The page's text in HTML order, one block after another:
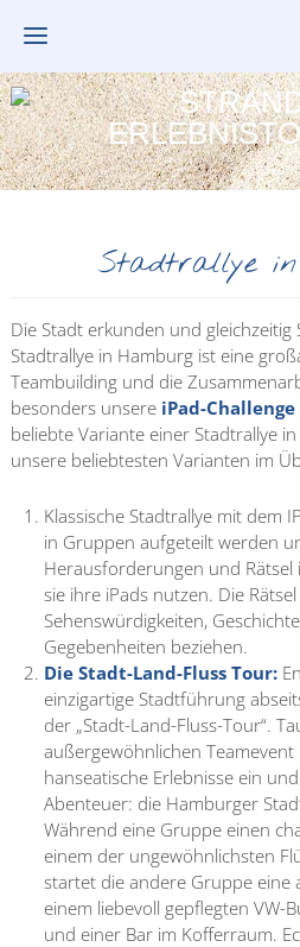
Stadtrallye in
Die Stadt erkunden und gleichzeitig
Stadtrallye in Hamburg ist eine
Teambuilding und die
besonders unsere iPad-
beliebte Variante einer Stadtrallye
unsere beliebtesten Varianten im
Klassische Stadtrallye mit dem
in Gruppen aufgeteilt werden
Herausforderungen und Rätsel
sie ihre iPads nutzen. Die
Sehenswürdigkeiten,
Gegebenheiten beziehen.
Die Stadt-Land-Fluss Tour:
einzigartige Stadtführung
der „Stadt-Land-Fluss-Tour“.
außergewöhnlichen
hanseatische Erlebnisse ein
Abenteuer: die Hamburger
Während eine Gruppe einen
einem der ungewöhnlichsten
startet die andere Gruppe eine
einem liebevoll gepflegten VW-
und einer Bar im Kofferraum.